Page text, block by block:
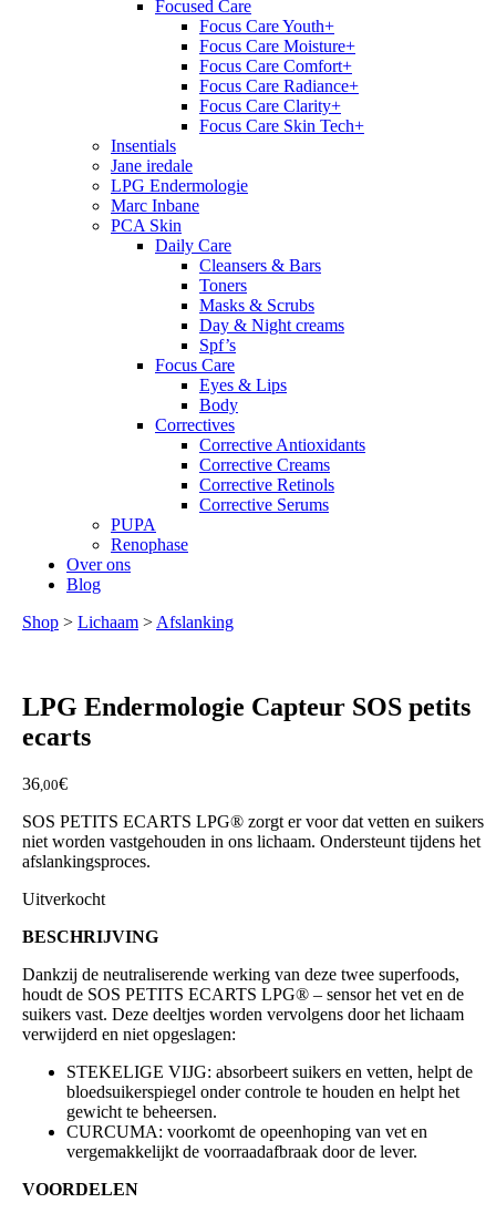
Focused Care
Focus Care Youth+
Focus Care Moisture+
Focus Care Comfort+
Focus Care Radiance+
Focus Care Clarity+
Focus Care Skin Tech+
Insentials
Jane iredale
LPG Endermologie
Marc Inbane
PCA Skin
Daily Care
Cleansers & Bars
Toners
Masks & Scrubs
Day & Night creams
Spf’s
Focus Care
Eyes & Lips
Body
Correctives
Corrective Antioxidants
Corrective Creams
Corrective Retinols
Corrective Serums
PUPA
Renophase
Over ons
Blog
Shop > Lichaam > Afslanking
LPG Endermologie Capteur SOS petits
ecarts
36,00€
SOS PETITS ECARTS LPG® zorgt er voor dat vetten en suikers
niet worden vastgehouden in ons lichaam. Ondersteunt tijdens het
afslankingsproces.
Uitverkocht
BESCHRIJVING
Dankzij de neutraliserende werking van deze twee superfoods,
houdt de SOS PETITS ECARTS LPG® – sensor het vet en de
suikers vast. Deze deeltjes worden vervolgens door het lichaam
verwijderd en niet opgeslagen:
STEKELIGE VIJG: absorbeert suikers en vetten, helpt de
bloedsuikerspiegel onder controle te houden en helpt het
gewicht te beheersen.
CURCUMA: voorkomt de opeenhoping van vet en
vergemakkelijkt de voorraadafbraak door de lever.
VOORDELEN